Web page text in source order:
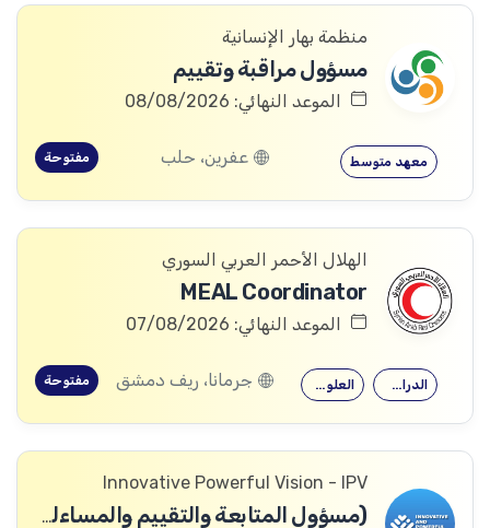
منظمة بهار الإنسانية
مسؤول مراقبة وتقييم
الموعد النهائي: 08/08/2026
معهد متوسط عفرين، حلب مفتوحة
الهلال الأحمر العربي السوري
MEAL Coordinator
الموعد النهائي: 07/08/2026
العلوم الاجتماعية الدراسات التنموية جرمانا، ريف دمشق مفتوحة
Innovative Powerful Vision - IPV
(مسؤول المتابعة والتقييم والمساءلة والتعلم